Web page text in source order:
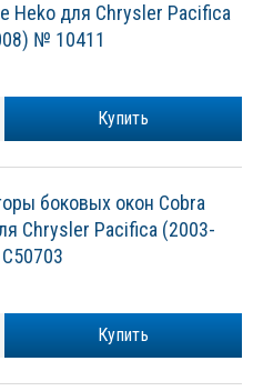
Heko для Chrysler Pacifica
№ 10411
Купить
боковых окон Cobra
Chrysler Pacifica (2003-
Купить